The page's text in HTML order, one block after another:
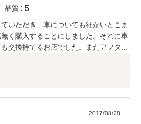
品質 : 5
いただき、車についても細かいとこま
く購入することにしました。それに車
交換持てるお店でした。またアフター
2017/08/28